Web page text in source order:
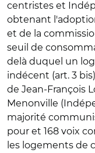
centristes et
obtenant
et de la
seuil de
delà duquel un
indécent (art. 3
de Jean-François
Menonville
majorité
pour et 168 voix
les logements de